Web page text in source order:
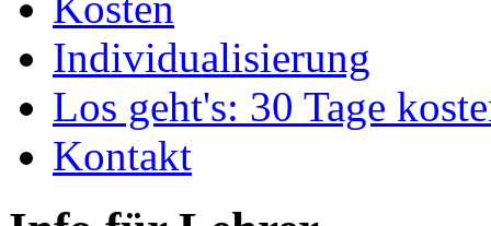
Individualisierung
Los geht's: 30 Tage
Kontakt